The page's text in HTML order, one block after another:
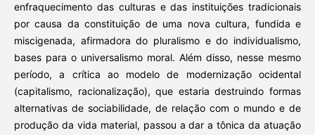
enfraquecimento das culturas e das instituições tradicionais
por causa da constituição de uma nova cultura, fundida e
miscigenada, afirmadora do pluralismo e do individualismo,
bases para o universalismo moral. Além disso, nesse mesmo
período, a crítica ao modelo de modernização ocidental
(capitalismo, racionalização), que estaria destruindo formas
alternativas de sociabilidade, de relação com o mundo e de
produção da vida material, passou a dar a tônica da atuação